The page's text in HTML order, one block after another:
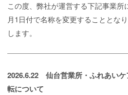
この度、弊社が運営する下記事業所
月1日付で名称を変更することとな
します。
2026.6.22 仙台営業所・ふれあい
転について